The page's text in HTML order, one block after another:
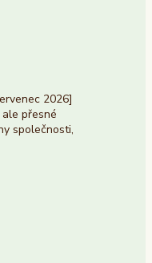
2026]
přesné
společnosti,